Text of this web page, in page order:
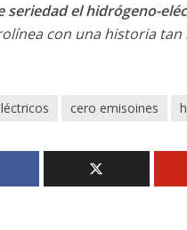
seriedad el hidrógeno-
con una historia
cero emisoines